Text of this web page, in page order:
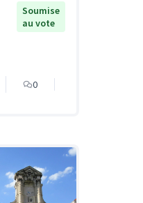
Soumise
au vote
0